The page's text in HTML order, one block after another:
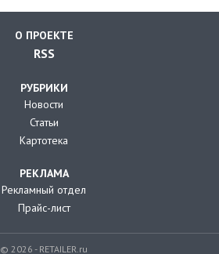
О ПРОЕКТЕ
RSS
РУБРИКИ
Новости
Статьи
Картотека
РЕКЛАМА
Рекламный отдел
Прайс-лист
© 2026 - RETAILER.ru